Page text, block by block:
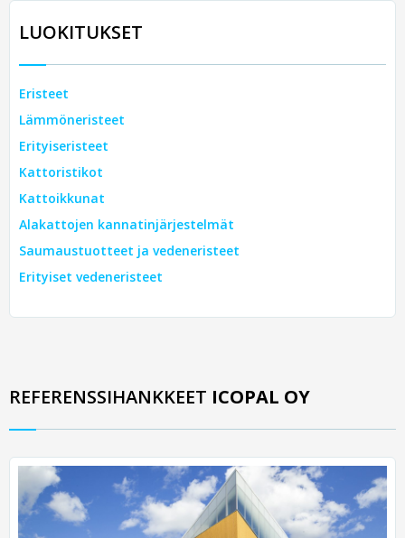
LUOKITUKSET
Eristeet
Lämmöneristeet
Erityiseristeet
Kattoristikot
Kattoikkunat
Alakattojen kannatinjärjestelmät
Saumaustuotteet ja vedeneristeet
Erityiset vedeneristeet
REFERENSSIHANKKEET ICOPAL OY